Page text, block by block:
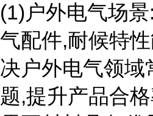
(1)户外电气场
气配件,耐候特
决户外电气领域
题,提升产品合